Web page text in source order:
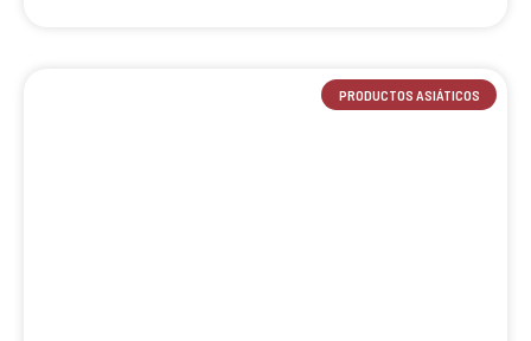
PRODUCTOS ASIÁTICOS